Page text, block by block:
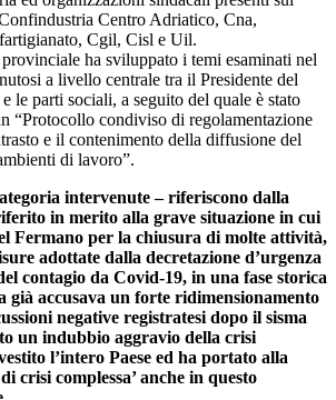
Centro Adriatico, Cna,
Cgil, Cisl e Uil.
ha sviluppato i temi esaminati nel
a livello centrale tra il Presidente del
le parti sociali, a seguito del quale è stato
“Protocollo condiviso di regolamentazione
e il contenimento della diffusione del
di lavoro”.
intervenute – riferiscono dalla
in merito alla grave situazione in cui
Fermano per la chiusura di molte attività,
adottate dalla decretazione d’urgenza
contagio da Covid-19, in una fase storica
già accusava un forte ridimensionamento
negative registratesi dopo il sisma
un indubbio aggravio della crisi
l’intero Paese ed ha portato alla
crisi complessa’ anche in questo